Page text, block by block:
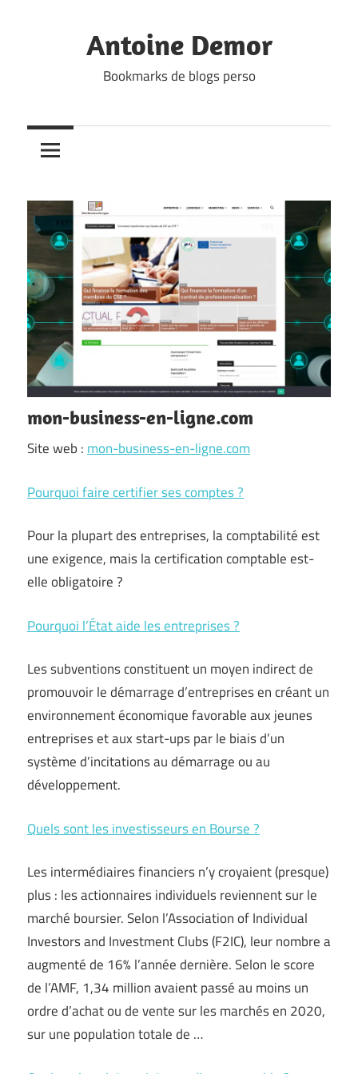
Antoine Demor
Bookmarks de blogs perso
mon-business-en-ligne.com
Site web : mon-business-en-ligne.com
Pourquoi faire certifier ses comptes ?
Pour la plupart des entreprises, la comptabilité est
une exigence, mais la certification comptable est-
elle obligatoire ?
Pourquoi l’État aide les entreprises ?
Les subventions constituent un moyen indirect de
promouvoir le démarrage d’entreprises en créant un
environnement économique favorable aux jeunes
entreprises et aux start-ups par le biais d’un
système d’incitations au démarrage ou au
développement.
Quels sont les investisseurs en Bourse ?
Les intermédiaires financiers n’y croyaient (presque)
plus : les actionnaires individuels reviennent sur le
marché boursier. Selon l’Association of Individual
Investors and Investment Clubs (F2IC), leur nombre a
augmenté de 16% l’année dernière. Selon le score
de l’AMF, 1,34 million avaient passé au moins un
ordre d’achat ou de vente sur les marchés en 2020,
sur une population totale de …